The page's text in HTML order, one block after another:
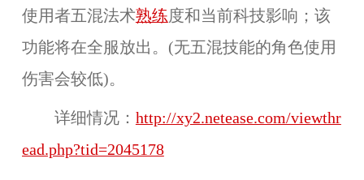
使用者五混法术熟练度和当前科技影响；该
功能将在全服放出。(无五混技能的角色使用
伤害会较低)。
详细情况： http://xy2.netease.com/viewthr
ead.php?tid=2045178